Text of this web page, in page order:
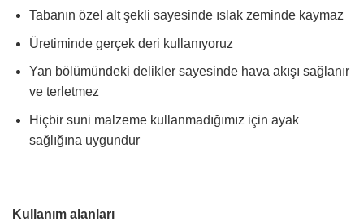
Tabanın özel alt şekli sayesinde ıslak zeminde kaymaz
Üretiminde gerçek deri kullanıyoruz
Yan bölümündeki delikler sayesinde hava akışı sağlanır
ve terletmez
Hiçbir suni malzeme kullanmadığımız için ayak
sağlığına uygundur
Kullanım alanları